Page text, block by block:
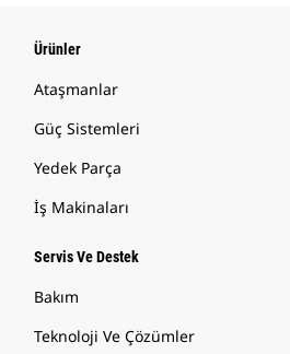
Ürünler
Ataşmanlar
Güç Sistemleri
Yedek Parça
İş Makinaları
Servis Ve Destek
Bakım
Teknoloji Ve Çözümler